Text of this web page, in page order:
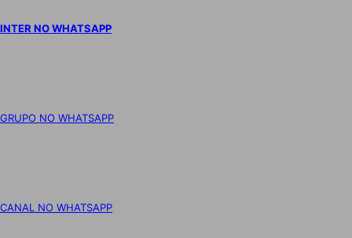
INTER NO WHATSAPP
GRUPO NO WHATSAPP
CANAL NO WHATSAPP